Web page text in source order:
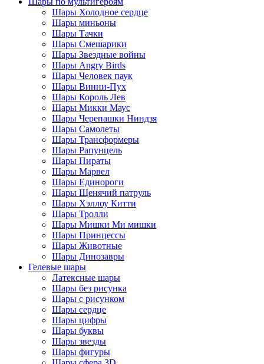
Шары Холодное сердце
Шары миньоны
Шары Тачки
Шары Смешарики
Шары Звездные войны
Шары Angry Birds
Шары Человек паук
Шары Винни-Пух
Шары Король Лев
Шары Микки Маус
Шары Черепашки Ниндзя
Шары Самолеты
Шары Трансформеры
Шары Рапунцель
Шары Пираты
Шары Марвел
Шары Единороги
Шары Щенячий патруль
Шары Хэллоу Китти
Шары Тролли
Шары Мишки Ми мишки
Шары Принцессы
Шары Животные
Шары Динозавры
Гелевые шары
Латексные шары
Шары без рисунка
Шары с рисунком
Шары сердце
Шары цифры
Шары буквы
Шары звезды
Шары фигуры